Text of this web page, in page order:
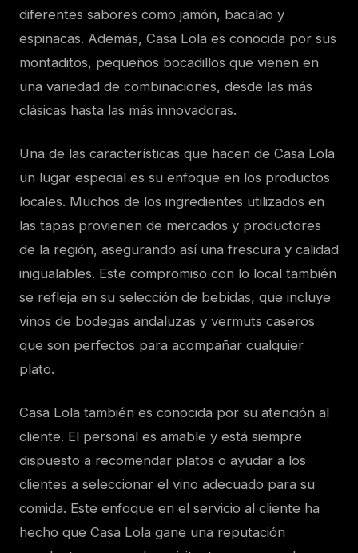
diferentes sabores como jamón, bacalao y
espinacas. Además, Casa Lola es conocida por sus
montaditos, pequeños bocadillos que vienen en
una variedad de combinaciones, desde las más
clásicas hasta las más innovadoras.
Una de las características que hacen de Casa Lola
un lugar especial es su enfoque en los productos
locales. Muchos de los ingredientes utilizados en
las tapas provienen de mercados y productores
de la región, asegurando así una frescura y calidad
inigualables. Este compromiso con lo local también
se refleja en su selección de bebidas, que incluye
vinos de bodegas andaluzas y vermuts caseros
que son perfectos para acompañar cualquier
plato.
Casa Lola también es conocida por su atención al
cliente. El personal es amable y está siempre
dispuesto a recomendar platos o ayudar a los
clientes a seleccionar el vino adecuado para su
comida. Este enfoque en el servicio al cliente ha
hecho que Casa Lola gane una reputación